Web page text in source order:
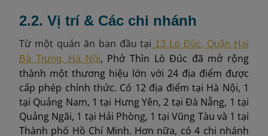
2.2. Vị trí & Các chi nhánh
Từ một quán ăn ban đầu tại 13 Lò Đúc, Quận Hai
Bà Trưng, Hà Nội, Phở Thìn Lò Đúc đã mở rộng
thành một thương hiệu lớn với 24 địa điểm được
cấp phép chính thức. Có 12 địa điểm tại Hà Nội, 1
tại Quảng Nam, 1 tại Hưng Yên, 2 tại Đà Nẵng, 1 tại
Quảng Ngãi, 1 tại Hải Phòng, 1 tại Vũng Tàu và 1 tại
Thành phố Hồ Chí Minh. Hơn nữa, có 4 chi nhánh